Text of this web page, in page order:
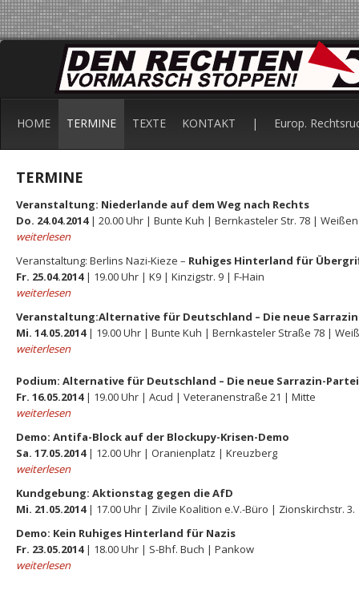
HOME TERMINE TEXTE KONTAKT | Europ.
TERMINE
Veranstaltung: Niederlande auf dem Weg nach Rechts
Do. 24.04.2014 | 20.00 Uhr | Bunte Kuh | Bernkasteler Str. 78 |
weiterlesen
Veranstaltung: Berlins Nazi-Kieze – Ruhiges Hinterland für
Fr. 25.04.2014 | 19.00 Uhr | K9 | Kinzigstr. 9 | F-Hain
weiterlesen
Veranstaltung:Alternative für Deutschland – Die neue
Mi. 14.05.2014| 19.00 Uhr | Bunte Kuh | Bernkasteler Straße 78 |
weiterlesen
Podium: Alternative für Deutschland – Die neue Sarrazin-
Fr. 16.05.2014| 19.00 Uhr | Acud | Veteranenstraße 21 | Mitte
weiterlesen
Demo: Antifa-Block auf der Blockupy-Krisen-Demo
Sa. 17.05.2014| 12.00 Uhr | Oranienplatz | Kreuzberg
weiterlesen
Kundgebung: Aktionstag gegen die AfD
Mi. 21.05.2014| 17.00 Uhr | Zivile Koalition e.V.-Büro | Zionskirchstr.
Demo: Kein Ruhiges Hinterland für Nazis
Fr. 23.05.2014| 18.00 Uhr | S-Bhf. Buch | Pankow
weiterlesen